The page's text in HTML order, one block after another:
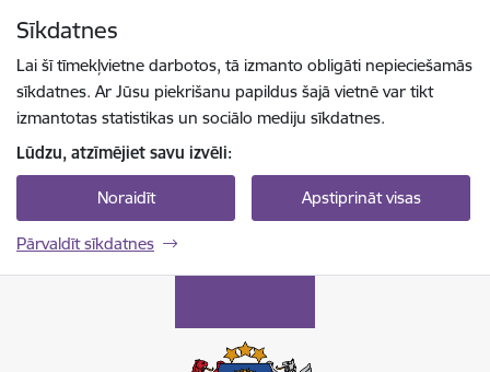
Sīkdatnes
Lai šī tīmekļvietne darbotos, tā izmanto obligāti nepieciešamās
sīkdatnes. Ar Jūsu piekrišanu papildus šajā vietnē var tikt
izmantotas statistikas un sociālo mediju sīkdatnes.
Lūdzu, atzīmējiet savu izvēli:
Noraidīt Apstiprināt visas
Pārvaldīt sīkdatnes